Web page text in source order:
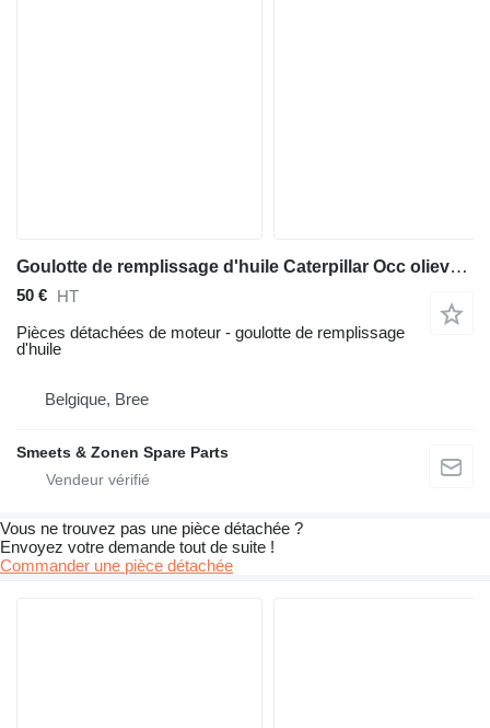
Goulotte de remplissage d'huile Caterpillar Occ olievulbuis D6M pour matériel de TP
50 € HT
Pièces détachées de moteur - goulotte de remplissage
d'huile
Belgique, Bree
Smeets & Zonen Spare Parts
Vous ne trouvez pas une pièce détachée ?
Envoyez votre demande tout de suite !
Commander une pièce détachée